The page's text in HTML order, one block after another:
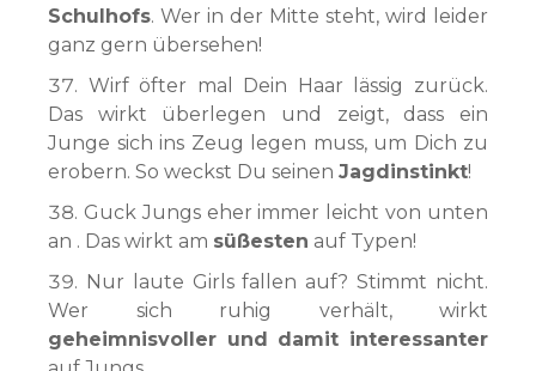
Schulhofs. Wer in der Mitte steht, wird leider
ganz gern übersehen!
Wirf öfter mal Dein Haar lässig zurück.
Das wirkt überlegen und zeigt, dass ein
Junge sich ins Zeug legen muss, um Dich zu
erobern. So weckst Du seinen Jagdinstinkt!
Guck Jungs eher immer leicht von unten
an . Das wirkt am süßesten auf Typen!
Nur laute Girls fallen auf? Stimmt nicht.
Wer sich ruhig verhält, wirkt
geheimnisvoller und damit interessanter